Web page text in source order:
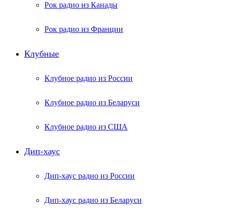
Рок радио из Канады
Рок радио из Франции
Клубные
Клубное радио из России
Клубное радио из Беларуси
Клубное радио из США
Дип-хаус
Дип-хаус радио из России
Дип-хаус радио из Беларуси